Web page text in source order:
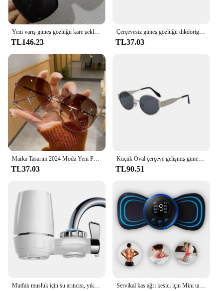
Yeni varış güneş gözlüğü kare şekli rafine zarif lüks şık detay tüm brezilya için altın-hemen gemi
TL146.23
Çerçevesiz güneş gözlüğü dikdörtgen moda popüler kadın erkek Shades küçük kare güneş gözlüğü kadın erkek yaz seyahat için Oculos
TL37.03
Marka Tasarım 2024 Moda Yeni Poligon Metal Güneş Gözlüğü Retro Bayanlar Gözlük Klasik Trend Lüks Sürüş Seyahat Gözlük
TL37.03
Küçük Oval çerçeve gelişmiş güneş gözlüğü baharatlı kızlar sokak fotoğraf tonları Metal gelecek tarzı gözlük
TL90.51
Mutfak musluk için su arıtıcısı, yıkanabilir seramik Percolator, pas bakteri kaldırmak için su filtresi Servikal kas ağrı kesici için Mini taşınabilir EMS elektrikli boyun stimülasyon masajı